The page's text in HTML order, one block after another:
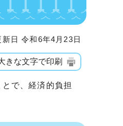
日 令和6年4月23日
きな文字で印刷
で、経済的負担